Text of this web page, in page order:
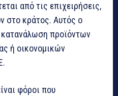
από τις επιχειρήσεις,
στο κράτος. Αυτός ο
προϊόντων
ή οικονομικών
φόροι που